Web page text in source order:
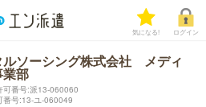
気になる! ログイン
ルソーシング株式会社 メディ
部
可番号:派13-060060
番号:13-ユ-060049